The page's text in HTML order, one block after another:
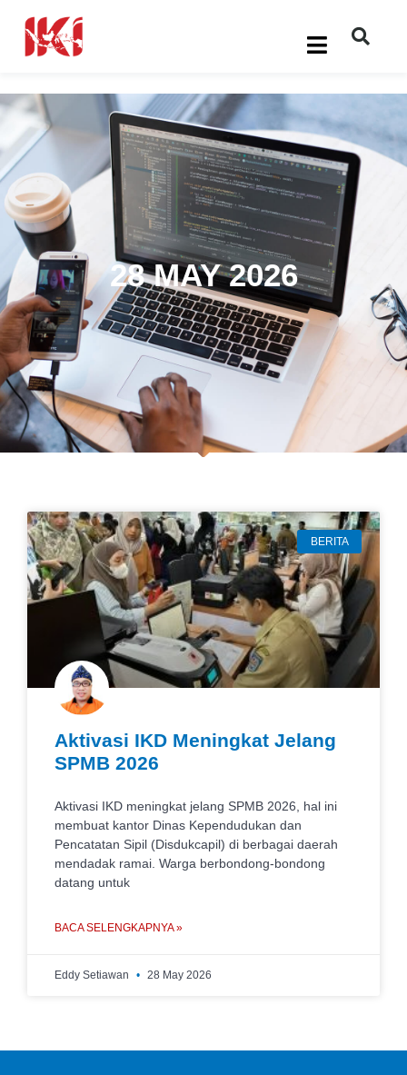
28 MAY 2026
BERITA
Aktivasi IKD Meningkat Jelang
SPMB 2026
Aktivasi IKD meningkat jelang SPMB 2026, hal ini
membuat kantor Dinas Kependudukan dan
Pencatatan Sipil (Disdukcapil) di berbagai daerah
mendadak ramai. Warga berbondong-bondong
datang untuk
BACA SELENGKAPNYA »
Eddy Setiawan 28 May 2026